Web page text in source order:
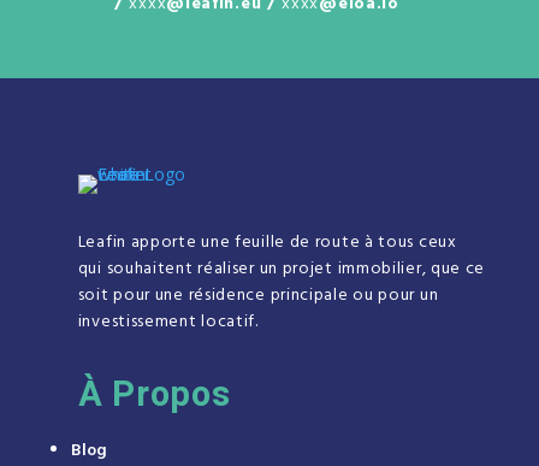
Leafin apporte une feuille de route à tous ceux
qui souhaitent réaliser un projet immobilier, que ce
soit pour une résidence principale ou pour un
investissement locatif.
À Propos
Blog